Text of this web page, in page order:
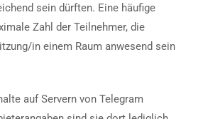
sein dürften. Eine häufige
Zahl der Teilnehmer, die
in einem Raum anwesend sein
auf Servern von Telegram